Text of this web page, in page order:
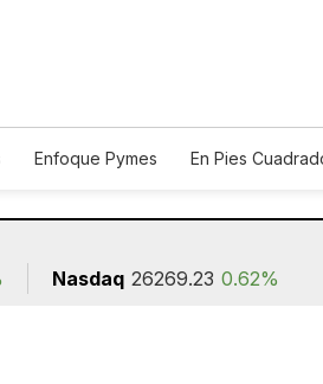
Enfoque Pymes En Pies
Nasdaq 26269.23 0.62%